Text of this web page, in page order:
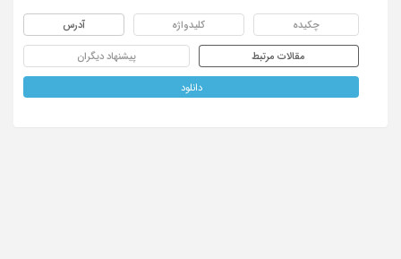
چکیده کلیدواژه آدرس
مقالات مرتبط پیشنهاد دیگران
دانلود